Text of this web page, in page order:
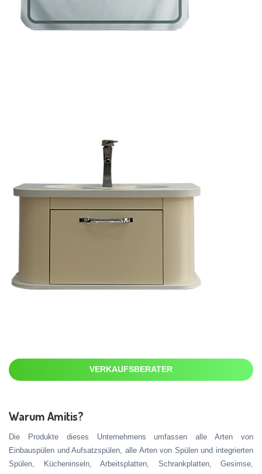
VERKAUFSBERATER
Warum Amitis?
Die Produkte dieses Unternehmens umfassen alle Arten von
Einbauspülen und Aufsatzspülen, alle Arten von Spülen und integrierten
Spülen, Kücheninseln, Arbeitsplatten, Schrankplatten, Gesimse,